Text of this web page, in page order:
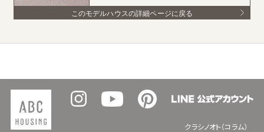
このモデルハウスの詳細ページに戻る
クラシノオト（コラム）